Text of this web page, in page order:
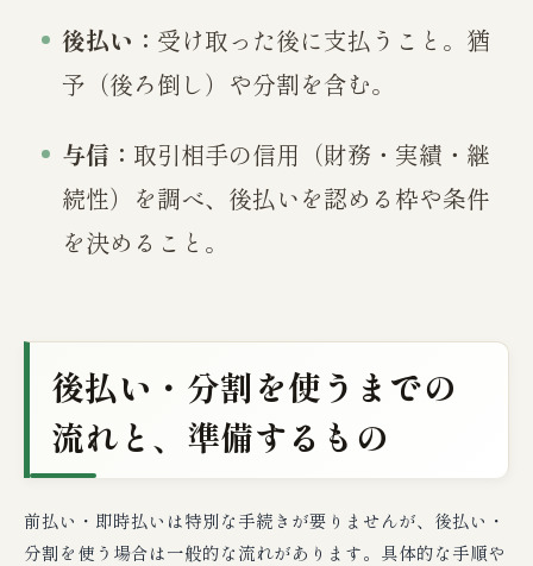
後払い： 受け取った後に支払うこと。猶
予（後ろ倒し）や分割を含む。
与信： 取引相手の信用（財務・実績・継
続性）を調べ、後払いを認める枠や条件
を決めること。
後払い・分割を使うまでの
流れと、準備するもの
前払い・即時払いは特別な手続きが要りませんが、後払い・
分割を使う場合は一般的な流れがあります。具体的な手順や